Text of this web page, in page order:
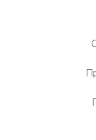
Маркетинг
Красота и
Сервисы по
Сетевой
УСЛУГИ ДЛЯ